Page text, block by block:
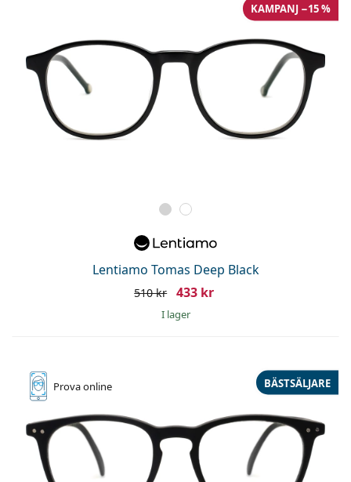
Lentiamo Tomas Deep Black
KAMPANJ −15 %
510 kr 433 kr
I lager
Prova online BÄSTSÄLJARE